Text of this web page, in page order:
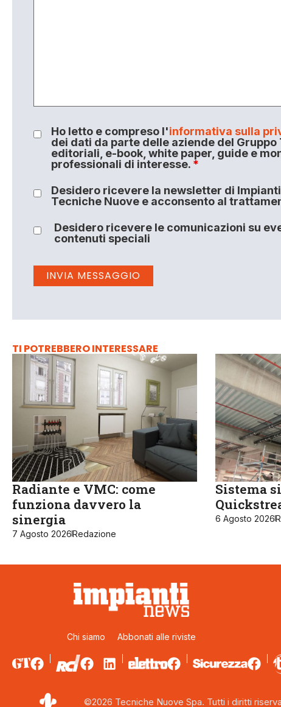
Ho letto e compreso l'informativa sulla
dei dati da parte delle aziende del
editoriali, e-book, white paper, guide e
professionali di interesse. *
Desidero ricevere la newsletter di
Tecniche Nuove e acconsento al
Desidero ricevere le comunicazioni su
contenuti speciali
TI POTREBBERO INTERESSARE
Radiante e VMC: come
funziona davvero la
sinergia
7 Agosto 2026Redazione
Sistema
6 Agosto 2026
Chi siamo Abbonati alle riviste
©2026 Tecniche Nuove Spa. Tutti i diritti